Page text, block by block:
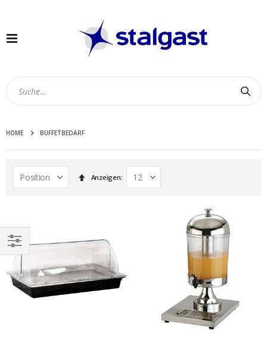
Navigation
HOME BUFFETBEDARF
In
absteigender
Anzeigen
EINKAUFEN
NACH